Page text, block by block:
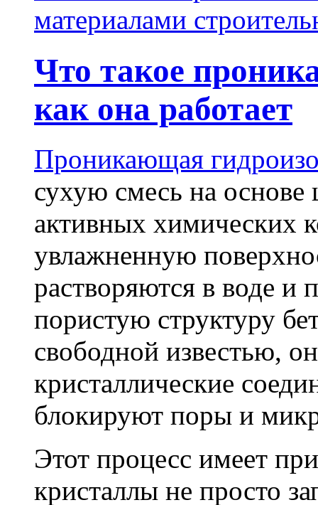
материалами
Что такое
как она работает
Проникающая
сухую смесь на основе
активных химических
увлажненную
растворяются в воде и
пористую структуру
свободной известью,
кристаллические
блокируют поры и
Этот процесс имеет
кристаллы не просто